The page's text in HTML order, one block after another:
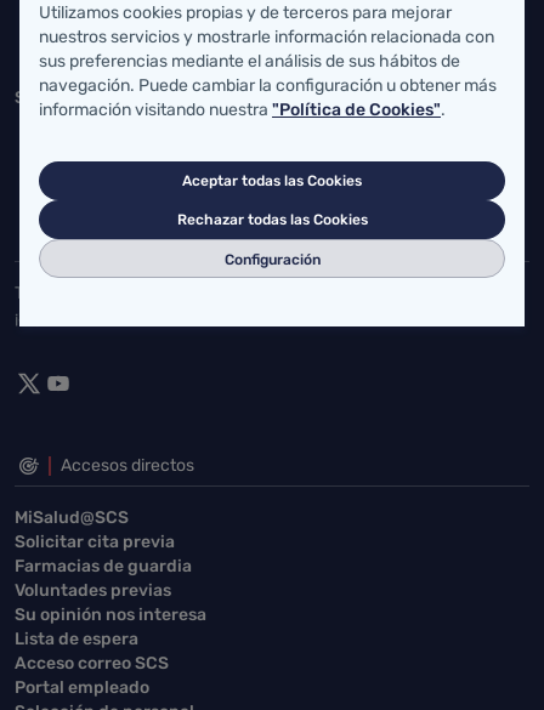
942208130 942395562
Servicio Cántabro de Salud
buzgen.dg@scsalud.es
942202772
Toda la actualidad de Salud Cantabria en las redes sociales.
¡Síguenos!
Accesos directos
MiSalud@SCS
Solicitar cita previa
Farmacias de guardia
Voluntades previas
Su opinión nos interesa
Lista de espera
Acceso correo SCS
Portal empleado
Utilizamos cookies propias y de terceros para mejorar
nuestros servicios y mostrarle información relacionada con
sus preferencias mediante el análisis de sus hábitos de
navegación. Puede cambiar la configuración u obtener más
información visitando nuestra "Política de Cookies".
Aceptar todas las Cookies
Rechazar todas las Cookies
Configuración